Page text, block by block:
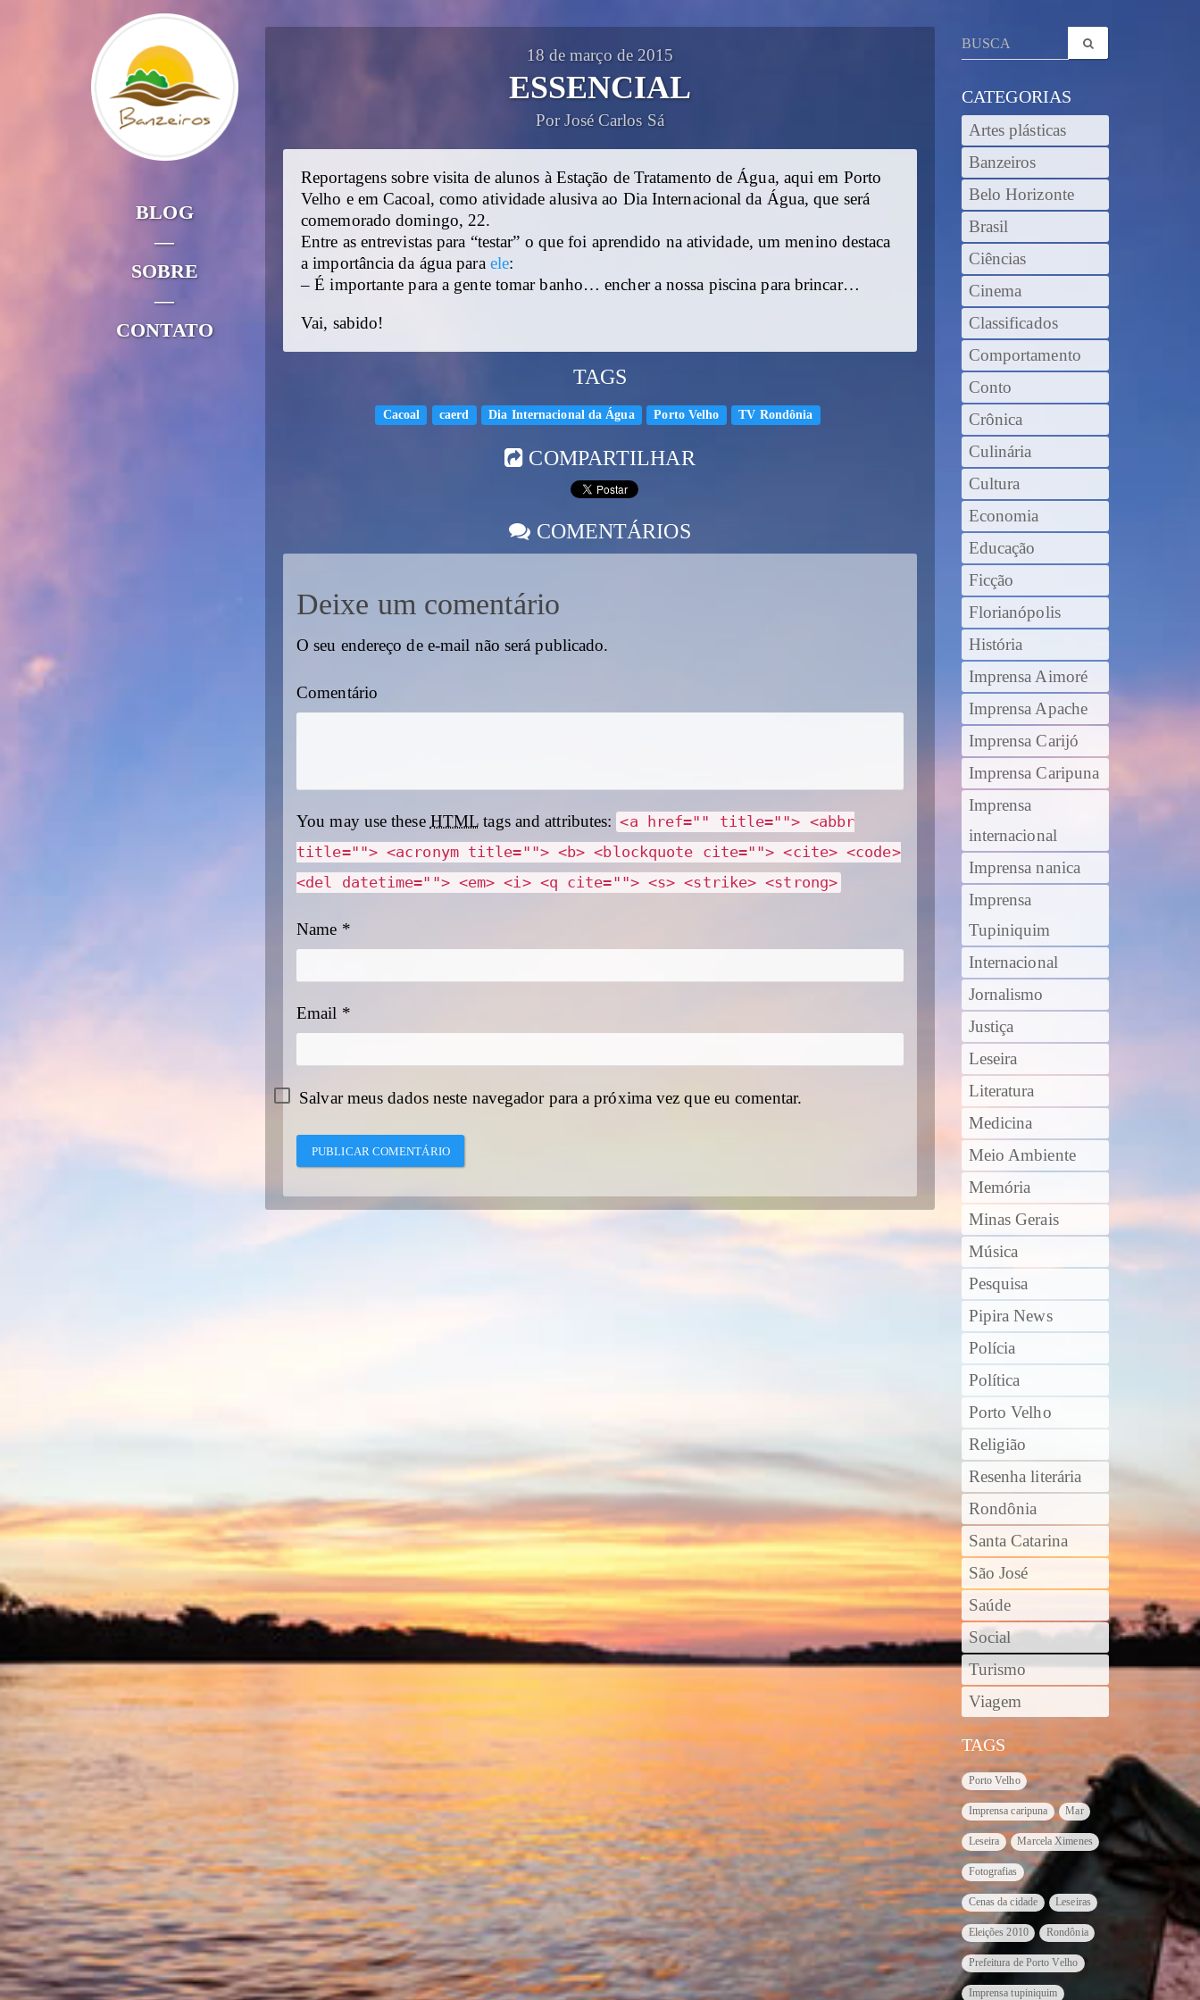
BLOG
—
SOBRE
—
CONTATO
18 de março de 2015
ESSENCIAL
Por José Carlos Sá
Reportagens sobre visita de alunos à Estação de Tratamento de Água, aqui em Porto
Velho e em Cacoal, como atividade alusiva ao Dia Internacional da Água, que será
comemorado domingo, 22.
Entre as entrevistas para “testar” o que foi aprendido na atividade, um menino destaca
a importância da água para ele:
– É importante para a gente tomar banho… encher a nossa piscina para brincar…
Vai, sabido!
TAGS
Cacoal caerd Dia Internacional da Água Porto Velho TV Rondônia
COMPARTILHAR
COMENTÁRIOS
Deixe um comentário
O seu endereço de e-mail não será publicado.
Comentário
You may use these HTML tags and attributes: <a href="" title=""> <abbr
title=""> <acronym title=""> <b> <blockquote cite=""> <cite> <code>
<del datetime=""> <em> <i> <q cite=""> <s> <strike> <strong>
Name *
Email *
Salvar meus dados neste navegador para a próxima vez que eu comentar.
CATEGORIAS
Artes plásticas
Banzeiros
Belo Horizonte
Brasil
Ciências
Cinema
Classificados
Comportamento
Conto
Crônica
Culinária
Cultura
Economia
Educação
Ficção
Florianópolis
História
Imprensa Aimoré
Imprensa Apache
Imprensa Carijó
Imprensa Caripuna
Imprensa
internacional
Imprensa nanica
Imprensa
Tupiniquim
Internacional
Jornalismo
Justiça
Leseira
Literatura
Medicina
Meio Ambiente
Memória
Minas Gerais
Música
Pesquisa
Pipira News
Polícia
Política
Porto Velho
Religião
Resenha literária
Rondônia
Santa Catarina
São José
Saúde
Social
Turismo
Viagem
TAGS
Porto Velho
Imprensa caripuna Mar
Leseira Marcela Ximenes
Fotografias
Cenas da cidade Leseiras
Eleições 2010 Rondônia
Prefeitura de Porto Velho
Imprensa tupiniquim